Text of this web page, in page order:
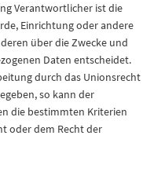
Verantwortlicher ist die
Einrichtung oder andere
über die Zwecke und
Daten entscheidet.
durch das Unionsrecht
so kann der
die bestimmten Kriterien
oder dem Recht der